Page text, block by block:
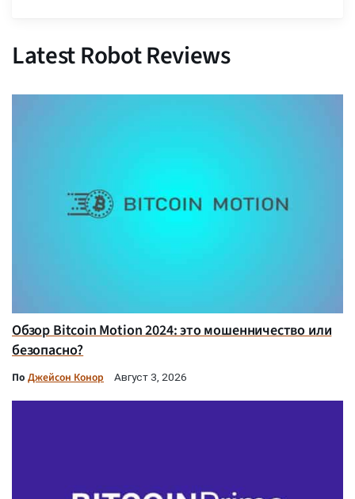
Latest Robot Reviews
Обзор Bitcoin Motion 2024: это мошенничество или
безопасно?
По Джейсон Конор Август 3, 2026